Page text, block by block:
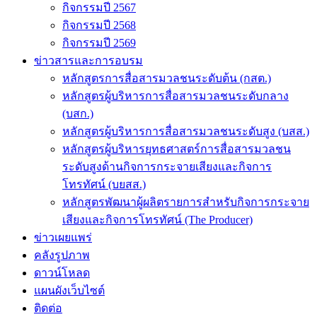
กิจกรรมปี 2567
กิจกรรมปี 2568
กิจกรรมปี 2569
ข่าวสารและการอบรม
หลักสูตรการสื่อสารมวลชนระดับต้น (กสต.)
หลักสูตรผู้บริหารการสื่อสารมวลชนระดับกลาง
(บสก.)
หลักสูตรผู้บริหารการสื่อสารมวลชนระดับสูง (บสส.)
หลักสูตรผู้บริหารยุทธศาสตร์การสื่อสารมวลชน
ระดับสูงด้านกิจการกระจายเสียงและกิจการ
โทรทัศน์ (บยสส.)
หลักสูตรพัฒนาผู้ผลิตรายการสำหรับกิจการกระจาย
เสียงและกิจการโทรทัศน์ (The Producer)
ข่าวเผยแพร่
คลังรูปภาพ
ดาวน์โหลด
แผนผังเว็บไซต์
ติดต่อ